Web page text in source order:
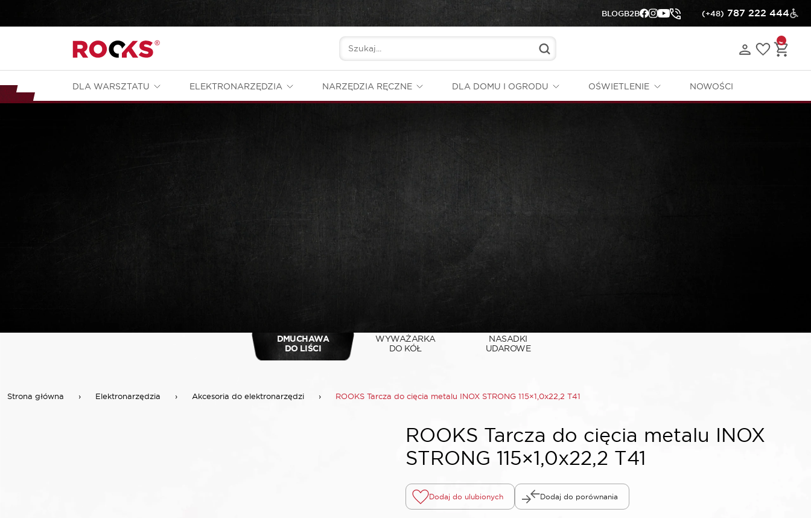
BLOGB2B (+48) 787 222 444
DLA WARSZTATU ELEKTRONARZĘDZIA NARZĘDZIA RĘCZNE DLA DOMU I OGRODU OŚWIETLENIE NOWOŚCI
DMUCHAWA
DO LIŚCI
WYWAŻARKA
DO KÓŁ
NASADKI
UDAROWE
Strona główna › Elektronarzędzia › Akcesoria do elektronarzędzi › ROOKS Tarcza do cięcia metalu INOX STRONG 115×1,0x22,2 T41
ROOKS Tarcza do cięcia metalu INOX
STRONG 115×1,0x22,2 T41
Dodaj do ulubionych Dodaj do porównania